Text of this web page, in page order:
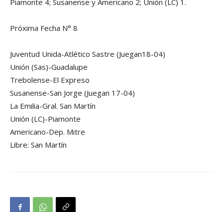
Piamonte 4; Susanense y Americano 2; Unión (LC) 1.
Próxima Fecha N° 8
Juventud Unida-Atlético Sastre (Juegan18-04)
Unión (Sas)-Guadalupe
Trebolense-El Expreso
Susanense-San Jorge (Juegan 17-04)
La Emilia-Gral. San Martín
Unión (LC)-Piamonte
Americano-Dep. Mitre
Libre: San Martín